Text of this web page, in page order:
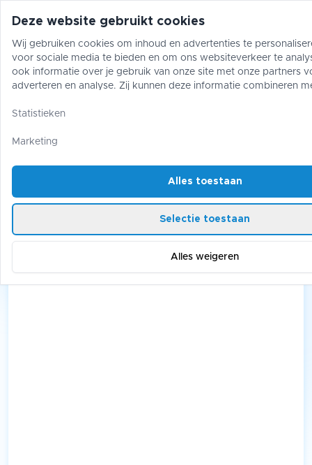
Pokémon One Piece Magic The
Pokémon
Ascended Heroes
Deze website gebruikt cookies
Wij gebruiken cookies om inhoud en advertenties te
voor sociale media te bieden en om ons websiteverkeer te
ook informatie over je gebruik van onze site met onze partners
adverteren en analyse. Zij kunnen deze informatie combineren
gebruik van hun diensten.
Statistieken
Marketing
Alles toestaan
Selectie toestaan
Alles weigeren